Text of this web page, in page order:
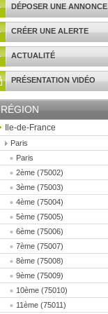
DÉPOSER UNE ANNONCE
CRÉER UNE ALERTE
ACTUALITÉ
PRÉSENTATION VIDÉO
RÉGION
Ile-de-France
Paris
Paris
2ème (75002)
3ème (75003)
4ème (75004)
5ème (75005)
6ème (75006)
7ème (75007)
8ème (75008)
9ème (75009)
10ème (75010)
11ème (75011)